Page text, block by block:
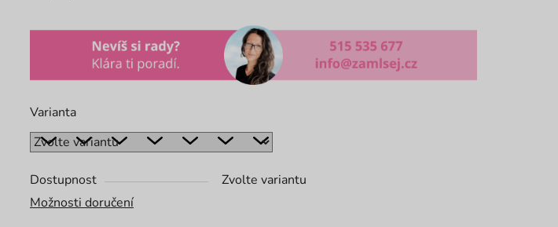
Varianta
Dostupnost
Zvolte variantu
Možnosti doručení